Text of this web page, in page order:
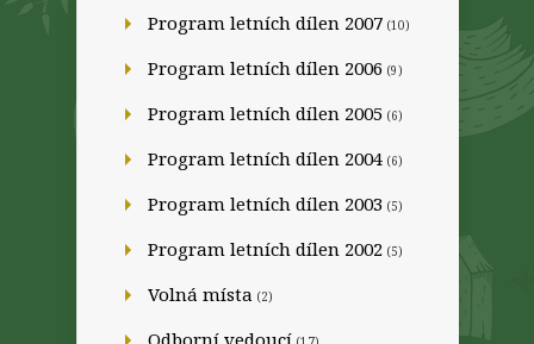
Program letních dílen 2007 (10)
Program letních dílen 2006 (9)
Program letních dílen 2005 (6)
Program letních dílen 2004 (6)
Program letních dílen 2003 (5)
Program letních dílen 2002 (5)
Volná místa (2)
Odborní vedoucí